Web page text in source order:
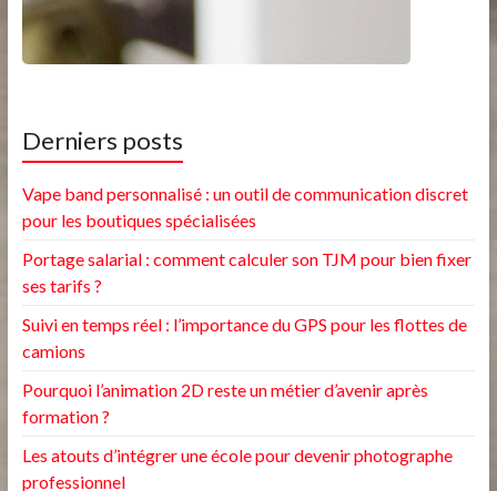
Derniers posts
Vape band personnalisé : un outil de communication discret
pour les boutiques spécialisées
Portage salarial : comment calculer son TJM pour bien fixer
ses tarifs ?
Suivi en temps réel : l’importance du GPS pour les flottes de
camions
Pourquoi l’animation 2D reste un métier d’avenir après
formation ?
Les atouts d’intégrer une école pour devenir photographe
professionnel